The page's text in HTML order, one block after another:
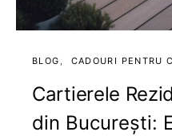
BLOG CADOURI PENTRU
Cartierele
din București: